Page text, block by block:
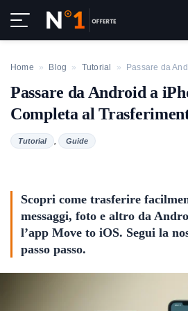
Home » Blog » Tutorial » Passare da Android a
Passare da Android a
Completa al
Tutorial , Guide
Scopri come trasferire
messaggi, foto e altro da
l’app Move to iOS. Segui la
passo passo.